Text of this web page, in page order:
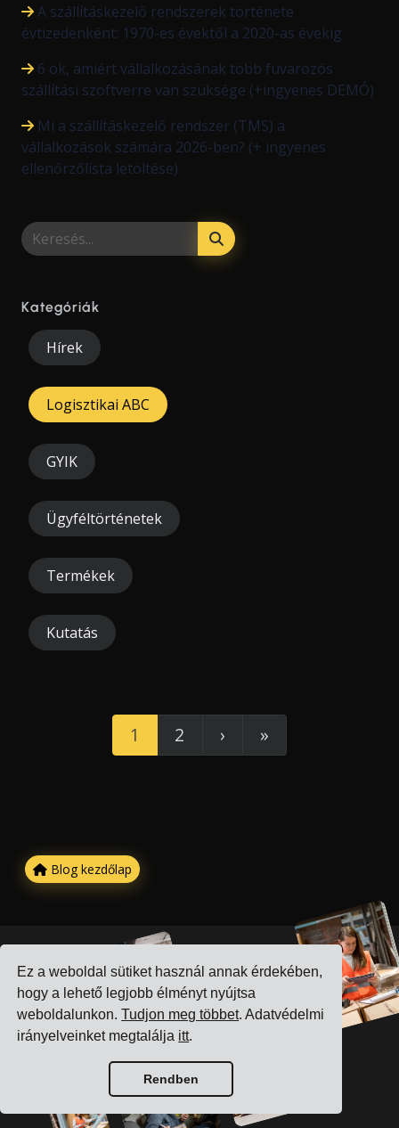
Ez a weboldal sütiket használ annak érdekében,
hogy a lehető legjobb élményt nyújtsa
weboldalunkon.Tudjon meg többet. Adatvédelmi
irányelveinket megtalálja itt.
Rendben
A szállításkezelő rendszerek története
évtizedenként: 1970-es évektől a 2020-as évekig
6 ok, amiért vállalkozásának több fuvarozós
szállítási szoftverre van szüksége (+ingyenes DEMÓ)
Mi a szállításkezelő rendszer (TMS) a
vállalkozások számára 2026-ben? (+ ingyenes
ellenőrzőlista letöltése)
Kategóriák
Hírek
Logisztikai ABC
GYIK
Ügyféltörténetek
Termékek
Kutatás
1 2 › »
Blog kezdőlap